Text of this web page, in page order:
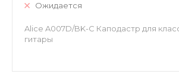
Ожидается
Alice A007D/BK-C Каподастр для
гитары